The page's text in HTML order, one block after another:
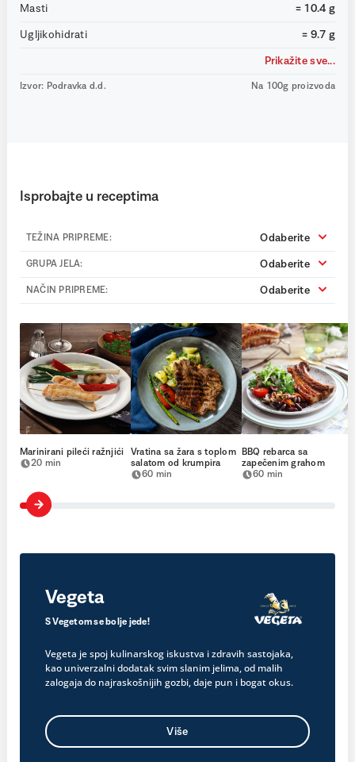
Masti = 10.4 g
Ugljikohidrati = 9.7 g
Prikažite sve...
Izvor: Podravka d.d. Na 100g proizvoda
Isprobajte u receptima
TEŽINA PRIPREME: Odaberite
GRUPA JELA: Odaberite
NAČIN PRIPREME: Odaberite
Marinirani pileći ražnjići
20 min
Vratina sa žara s toplom
salatom od krumpira
60 min
BBQ rebarca sa
zapečenim grahom
60 min
Vegeta
S Vegetom se bolje jede!
Vegeta je spoj kulinarskog iskustva i zdravih sastojaka,
kao univerzalni dodatak svim slanim jelima, od malih
zalogaja do najraskošnijih gozbi, daje pun i bogat okus.
Više